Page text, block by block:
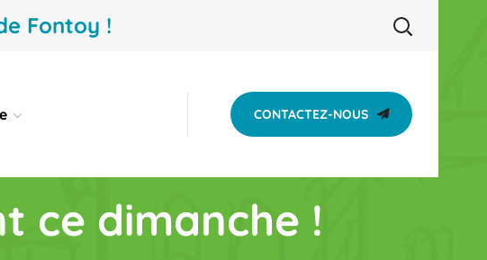
Fontoy !
CONTACTEZ-NOUS
ce dimanche !